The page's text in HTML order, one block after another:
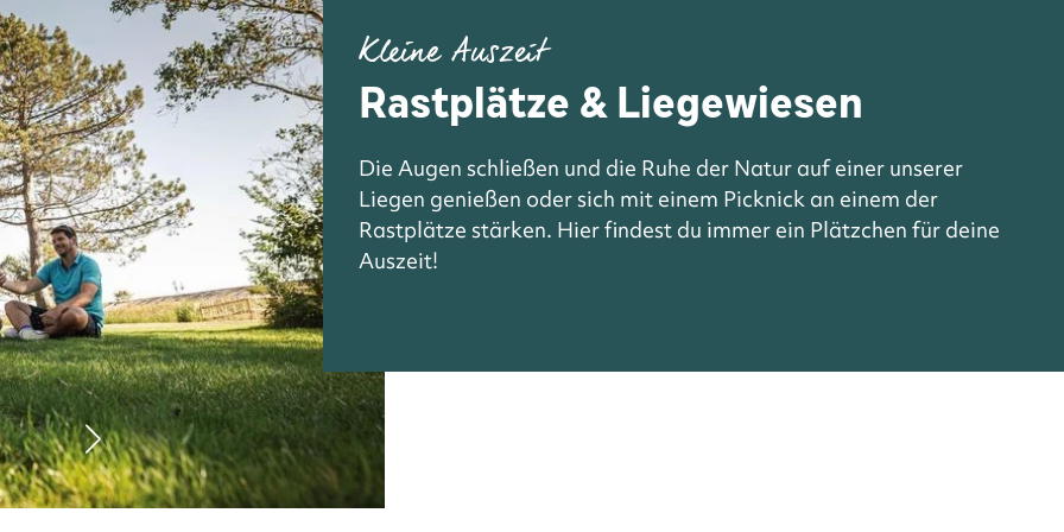
Kleine Auszeit
Rastplätze & Liegewiesen
Die Augen schließen und die Ruhe der Natur auf einer unserer
Liegen genießen oder sich mit einem Picknick an einem der
Rastplätze stärken. Hier findest du immer ein Plätzchen für deine
Auszeit!